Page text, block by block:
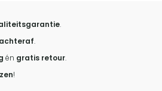
.
achteraf.
én gratis retour.
!